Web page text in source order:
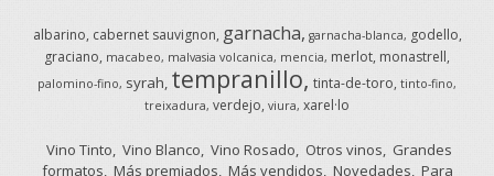
albarino cabernet sauvignon garnacha garnacha-blanca
godello
graciano macabeo malvasia volcanica mencia merlot monastrell
palomino-fino syrah tempranillo tinta-de-toro tinto-fino
treixadura verdejo viura xarel·lo
Vino Tinto Vino Blanco Vino Rosado Otros vinos Grandes
formatos Más premiados Más vendidos Novedades Para